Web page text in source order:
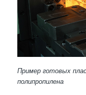
Пример готовых
полипропилена